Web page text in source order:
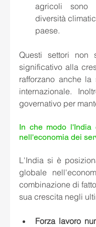
agricoli sono
diversità
paese.
Questi settori non
significativo alla
rafforzano anche
internazionale.
governativo per
In che modo l'India
nell'economia dei
L'India si è
globale
combinazione di
sua crescita negli
Forza lavoro